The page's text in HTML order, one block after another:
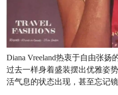
Diana Vreeland热衷于自由张
过去一样身着盛装摆出优雅姿
活气息的状态出现，甚至忘记镜